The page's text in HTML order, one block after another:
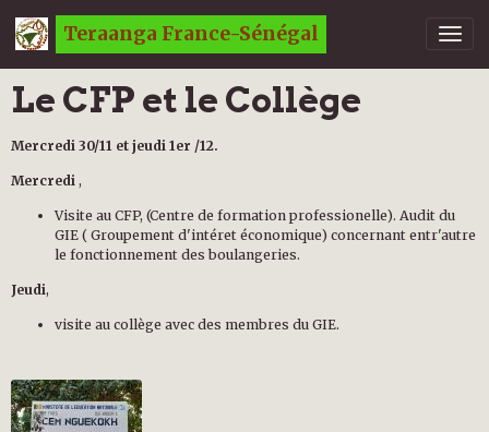
Teraanga France-Sénégal
Le CFP et le Collège
Mercredi 30/11 et jeudi 1er /12.
Mercredi ,
Visite au CFP, (Centre de formation professionelle). Audit du
GIE ( Groupement d'intéret économique) concernant entr'autre
le fonctionnement des boulangeries.
Jeudi,
visite au collège avec des membres du GIE.